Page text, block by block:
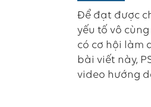
Để đạt được
yếu tố vô
có cơ hội làm
bài viết này,
video hướng